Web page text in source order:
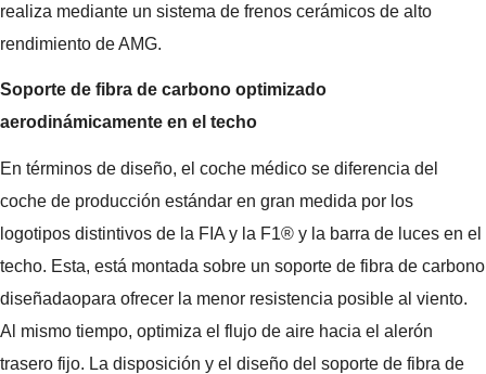
realiza mediante un sistema de frenos cerámicos de alto
rendimiento de AMG.
Soporte de fibra de carbono optimizado
aerodinámicamente en el techo
En términos de diseño, el coche médico se diferencia del
coche de producción estándar en gran medida por los
logotipos distintivos de la FIA y la F1® y la barra de luces en el
techo. Esta, está montada sobre un soporte de fibra de carbono
diseñadaopara ofrecer la menor resistencia posible al viento.
Al mismo tiempo, optimiza el flujo de aire hacia el alerón
trasero fijo. La disposición y el diseño del soporte de fibra de